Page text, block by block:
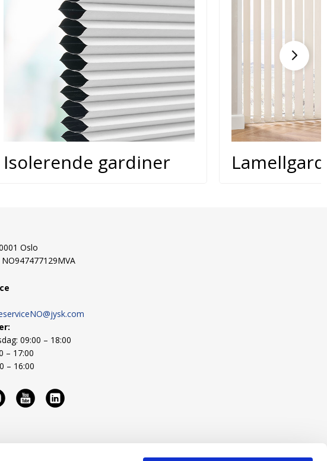
Isolerende gardiner
Oslo
NO947477129MVA
09:00 – 18:00
– 17:00
– 16:00